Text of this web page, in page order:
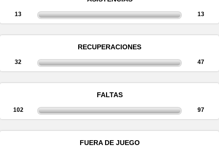
13 13
RECUPERACIONES
32 47
FALTAS
102 97
FUERA DE JUEGO